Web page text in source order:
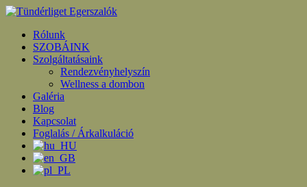
Rólunk
SZOBÁINK
Szolgáltatásaink
Rendezvényhelyszín
Wellness a dombon
Galéria
Blog
Kapcsolat
Foglalás / Árkalkuláció